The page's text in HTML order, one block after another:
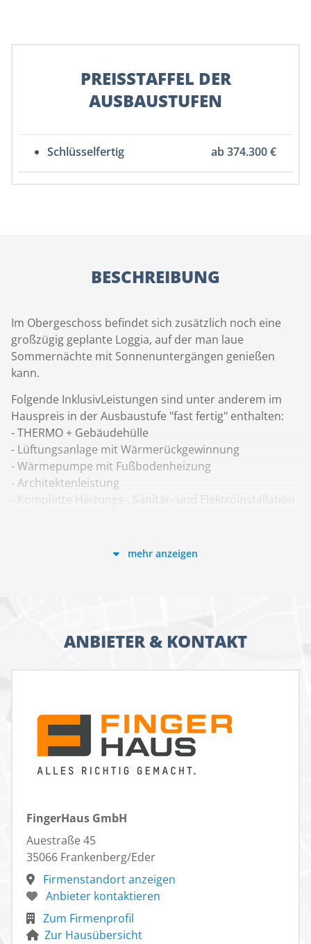
PREISSTAFFEL DER
AUSBAUSTUFEN
Schlüsselfertig ab 374.300 €
BESCHREIBUNG
Im Obergeschoss befindet sich zusätzlich noch eine
großzügig geplante Loggia, auf der man laue
Sommernächte mit Sonnenuntergängen genießen
kann.
Folgende InklusivLeistungen sind unter anderem im
Hauspreis in der Ausbaustufe "fast fertig" enthalten:
- THERMO + Gebäudehülle
- Lüftungsanlage mit Wärmerückgewinnung
- Wärmepumpe mit Fußbodenheizung
- Architektenleistung
- Komplette Heizungs-, Sanitär- und Elektroinstallation
mehr anzeigen
ANBIETER & KONTAKT
FingerHaus GmbH
Auestraße 45
35066 Frankenberg/Eder
Firmenstandort anzeigen
Anbieter kontaktieren
Zum Firmenprofil
Zur Hausübersicht